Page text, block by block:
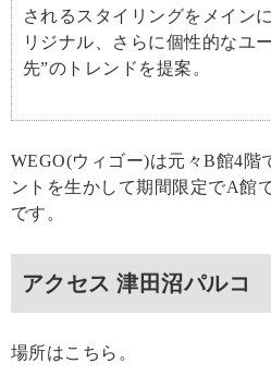
されるスタイリングをメイン
リジナル、さらに個性的なユ
先”のトレンドを提案。
WEGO(ウィゴー)は元々B館4階
ントを生かして期間限定でA館
です。
アクセス 津田沼パルコ
場所はこちら。